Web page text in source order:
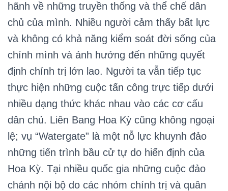
hãnh về những truyền thống và thể chế dân
chủ của mình. Nhiều người cảm thấy bất lực
và không có khả năng kiểm soát đời sống của
chính mình và ảnh hưởng đến những quyết
định chính trị lớn lao. Người ta vẫn tiếp tục
thực hiện những cuộc tấn công trực tiếp dưới
nhiều dạng thức khác nhau vào các cơ cấu
dân chủ. Liên Bang Hoa Kỳ cũng không ngoại
lệ; vụ “Watergate” là một nỗ lực khuynh đảo
những tiến trình bầu cử tự do hiến định của
Hoa Kỳ. Tại nhiều quốc gia những cuộc đảo
chánh nội bộ do các nhóm chính trị và quân